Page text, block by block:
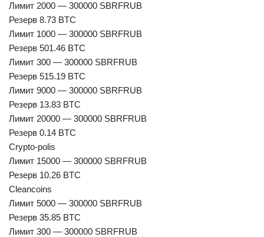
Лимит 2000 — 300000 SBRFRUB
Резерв 8.73 BTC
Лимит 1000 — 300000 SBRFRUB
Резерв 501.46 BTC
Лимит 300 — 300000 SBRFRUB
Резерв 515.19 BTC
Лимит 9000 — 300000 SBRFRUB
Резерв 13.83 BTC
Лимит 20000 — 300000 SBRFRUB
Резерв 0.14 BTC
Crypto-polis
Лимит 15000 — 300000 SBRFRUB
Резерв 10.26 BTC
Cleancoins
Лимит 5000 — 300000 SBRFRUB
Резерв 35.85 BTC
Лимит 300 — 300000 SBRFRUB